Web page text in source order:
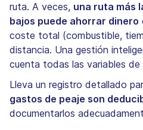
ruta. A veces, una ruta más
bajos puede ahorrar dinero
coste total (combustible,
distancia. Una gestión
cuenta todas las variables de
Lleva un registro detallado
gastos de peaje son
documentarlos